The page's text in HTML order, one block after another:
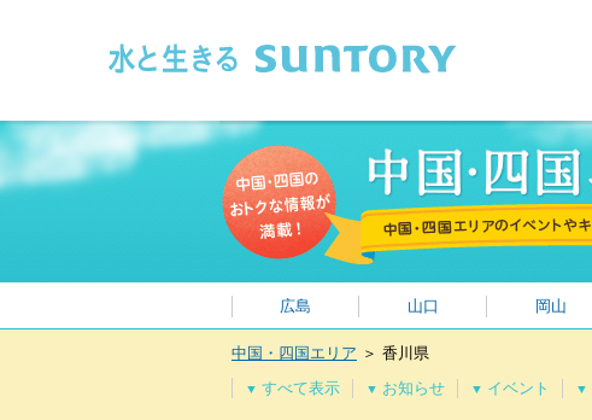
広島 山口 岡山
中国・四国エリア ＞ 香川県
▼ すべて表示 ▼ お知らせ ▼ イベント ▼